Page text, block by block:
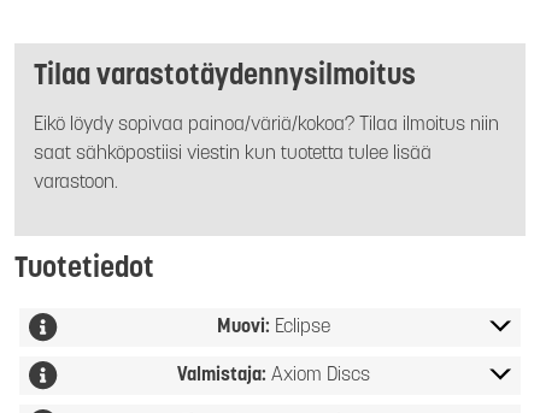
Tilaa varastotäydennysilmoitus
Eikö löydy sopivaa painoa/väriä/kokoa? Tilaa ilmoitus niin
saat sähköpostiisi viestin kun tuotetta tulee lisää
varastoon.
Tuotetiedot
Muovi: Eclipse
Valmistaja: Axiom Discs